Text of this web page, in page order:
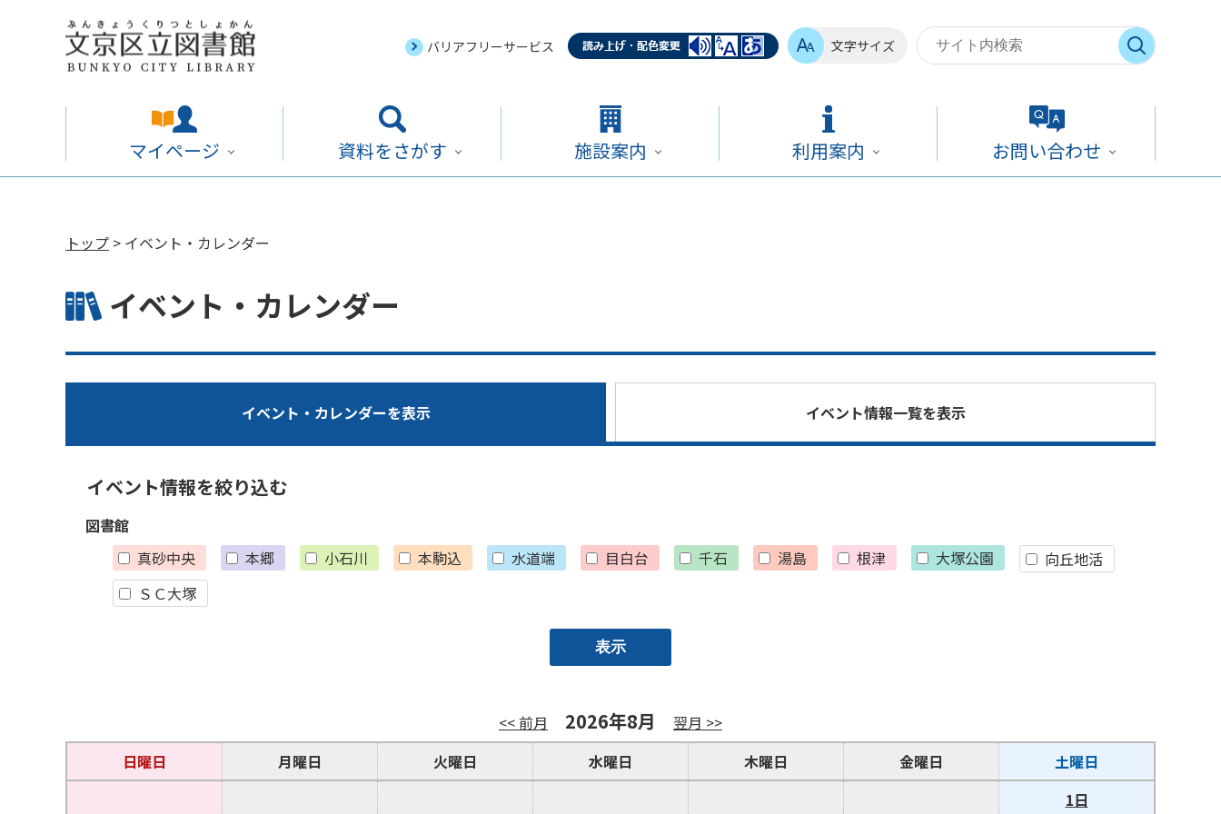
バリアフリーサービス 文字サイズ
マイページ 資料をさがす 施設案内 利用案内 お問い合わせ
トップ > イベント・カレンダー
イベント・カレンダー
イベント・カレンダーを表示 イベント情報一覧を表示
イベント情報を絞り込む
図書館
真砂中央
本郷 小石川 本駒込 水道端 目白台 千石 湯島 根津 大塚公園
向丘地活
ＳＣ大塚
<< 前月 2026年8月
翌月 >>
日曜日
月曜日 火曜日 水曜日 木曜日 金曜日
土曜日
1日